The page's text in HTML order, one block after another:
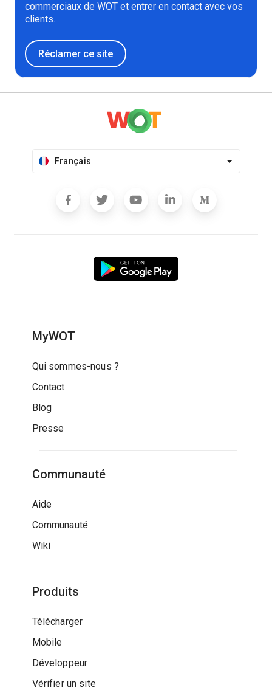
commerciaux de WOT et entrer en contact avec vos
clients.
Réclamer ce site
Français
MyWOT
Qui sommes-nous ?
Contact
Blog
Presse
Communauté
Aide
Communauté
Wiki
Produits
Télécharger
Mobile
Développeur
Vérifier un site